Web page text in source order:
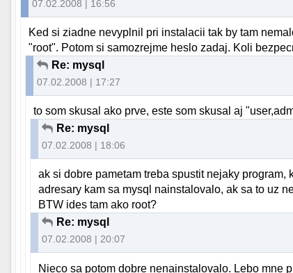
07.02.2008 | 16:56
Ked si ziadne nevyplnil pri instalacii tak by tam
"root". Potom si samozrejme heslo zadaj. Koli
Re: mysql
07.02.2008 | 17:27
to som skusal ako prve, este som skusal aj
Re: mysql
07.02.2008 | 18:06
ak si dobre pametam treba spustit nejaky
adresary kam sa mysql nainstalovalo, ak sa to uz
BTW ides tam ako root?
Re: mysql
07.02.2008 | 20:07
Nieco sa potom dobre nenainstalovalo. Lebo mne